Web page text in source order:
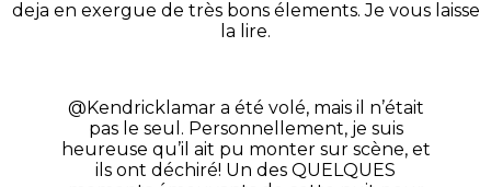
deja en exergue de très bons élements. Je vous laisse
la lire.
@Kendricklamar a été volé, mais il n’était
pas le seul. Personnellement, je suis
heureuse qu’il ait pu monter sur scène, et
ils ont déchiré! Un des QUELQUES